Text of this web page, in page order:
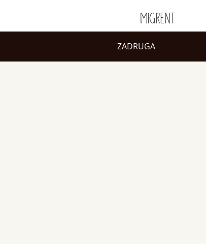
MIGRENT
ZADRUGA